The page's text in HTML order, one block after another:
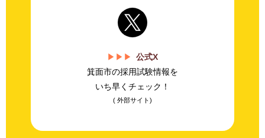
公式X
箕面市の採用試験情報を
いち早くチェック！
( 外部サイト)